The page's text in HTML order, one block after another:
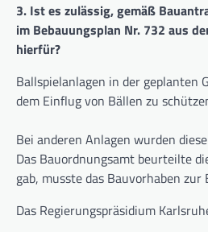
3. Ist es zulässig, gemäß
im Bebauungsplan Nr. 732 aus
hierfür?
Ballspielanlagen in der geplanten
dem Einflug von Bällen zu
Bei anderen Anlagen wurden
Das Bauordnungsamt beurteilte
gab, musste das Bauvorhaben
Das Regierungspräsidium